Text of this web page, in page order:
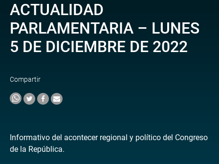
ACTUALIDAD
PARLAMENTARIA – LUNES
5 DE DICIEMBRE DE 2022
Compartir
Informativo del acontecer regional y político del Congreso
de la República.